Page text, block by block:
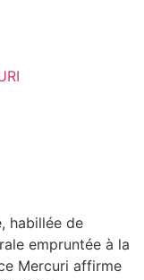
MERCURI
habillée de
empruntée à la
Mercuri affirme